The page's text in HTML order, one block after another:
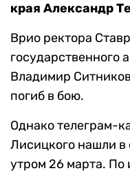
края Александр
Врио ректора
государственного
Владимир Ситников
погиб в бою.
Однако телеграм-
Лисицкого нашли в
утром 26 марта. По